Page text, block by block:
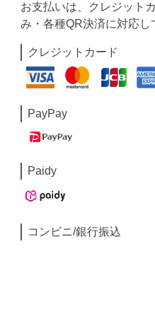
お支払いは、クレジット
み・各種QR決済に対応し
クレジットカード
PayPay
Paidy
コンビニ/銀行振込